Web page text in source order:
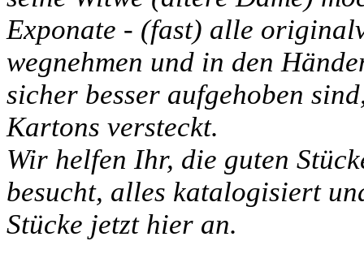
Exponate - (fast) alle
wegnehmen und in den
sicher besser aufgehoben
Kartons versteckt.
Wir helfen Ihr, die guten
besucht, alles katalogisiert
Stücke jetzt hier an.